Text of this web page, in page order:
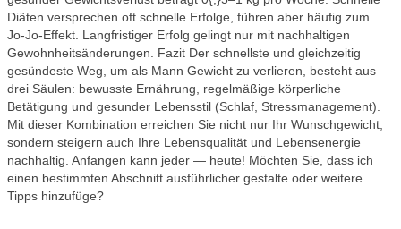
Diäten versprechen oft schnelle Erfolge, führen aber häufig zum
Jo‑Jo‑Effekt. Langfristiger Erfolg gelingt nur mit nachhaltigen
Gewohnheitsänderungen. Fazit Der schnellste und gleichzeitig
gesündeste Weg, um als Mann Gewicht zu verlieren, besteht aus
drei Säulen: bewusste Ernährung, regelmäßige körperliche
Betätigung und gesunder Lebensstil (Schlaf, Stressmanagement).
Mit dieser Kombination erreichen Sie nicht nur Ihr Wunschgewicht,
sondern steigern auch Ihre Lebensqualität und Lebensenergie
nachhaltig. Anfangen kann jeder — heute! Möchten Sie, dass ich
einen bestimmten Abschnitt ausführlicher gestalte oder weitere
Tipps hinzufüge?